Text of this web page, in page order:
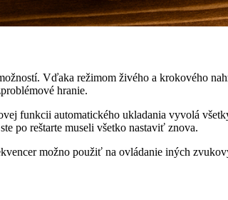
Vďaka režimom živého a krokového
hranie.
funkcii automatického ukladania vyvolá
po reštarte museli všetko nastaviť znova.
možno použiť na ovládanie iných